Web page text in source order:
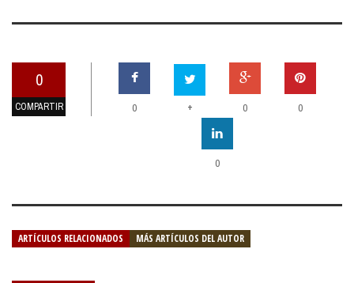
0
COMPARTIR 0 + 0 0
0
ARTÍCULOS RELACIONADOS MÁS ARTÍCULOS DEL AUTOR